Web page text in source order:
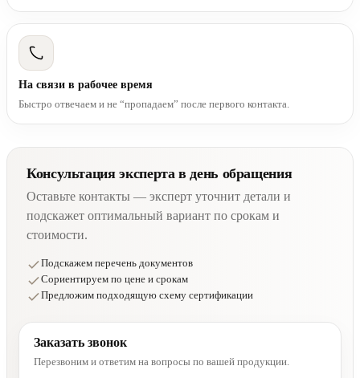
На связи в рабочее время
Быстро отвечаем и не “пропадаем” после первого контакта.
Консультация эксперта в день обращения
Оставьте контакты — эксперт уточнит детали и
подскажет оптимальный вариант по срокам и
стоимости.
Подскажем перечень документов
Сориентируем по цене и срокам
Предложим подходящую схему сертификации
Заказать звонок
Перезвоним и ответим на вопросы по вашей продукции.